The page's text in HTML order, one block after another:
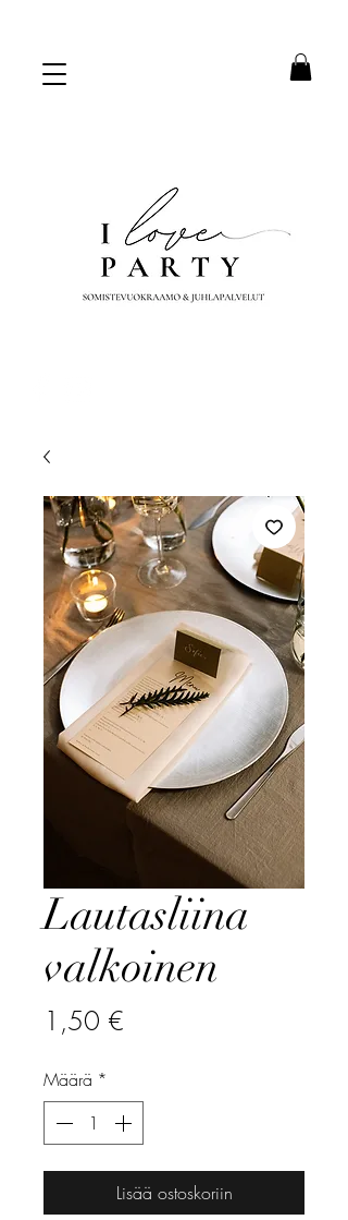
Lautasliina
valkoinen
1,50 €
Määrä *
Lisää ostoskoriin